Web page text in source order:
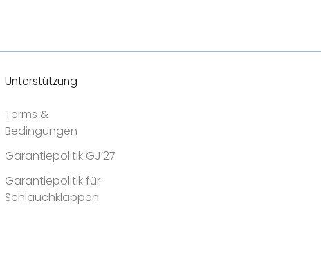
Unterstützung
Terms &
Bedingungen
Garantiepolitik GJ’27
Garantiepolitik für
Schlauchklappen